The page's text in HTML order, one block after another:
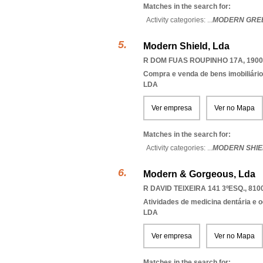
Matches in the search for:
Activity categories: ...MODERN
Modern Shield, Lda
R DOM FUAS ROUPINHO 17A,
Compra e venda de bens
LDA
Ver empresa Ver no Mapa
Matches in the search for:
Activity categories: ...MODERN
Modern & Gorgeous, Lda
R DAVID TEIXEIRA 141 3ºESQ.,
Atividades de medicina dentária e
LDA
Ver empresa Ver no Mapa